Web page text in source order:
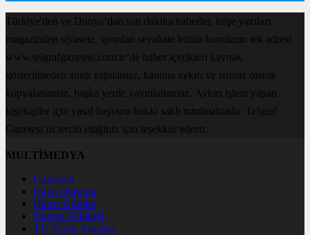
Türkiye'den ve Dünya’dan son dakika haberler, köşe yazıları,
magazinden siyasete, spordan seyahate bütün konuların tek adresi
www.telgrafgazetesi.com.tr’de haber içerikleri kaynak
gösterilmeden alıntı yapılamaz, kanuna aykırı ve izinsiz olarak
kopyalanamaz, başka yerde yayınlanamaz. Aykırı işlem yapan
kişi/kişiler için yasal başvuru hakkı saklı tutulmaktadır. Telgraf
Gazetesi’ni tercih ettiğiniz için teşekkür ederiz.
MULTİMEDYA
Gazeteler
Hava Durumu
Haber Gönder
Namaz Vakitleri
TV Yayın Akışları